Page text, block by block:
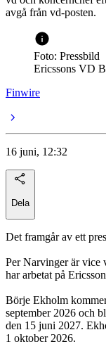
avgå från vd-posten.
Foto: Pressbild
Ericssons VD
Finwire
16 juni, 12:32
Dela
Det framgår av ett
Per Narvinger är vice
har arbetat på
Börje Ekholm
september 2026 och
den 15 juni 2027.
1 oktober 2026.